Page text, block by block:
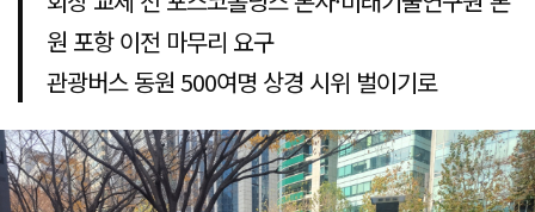
원 포항 이전 마무리 요구
관광버스 동원 500여명 상경 시위 벌이기로